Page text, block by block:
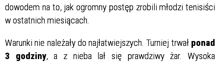
dowodem na to, jak ogromny postęp zrobili młodzi tenisiści
w ostatnich miesiącach.
Warunki nie należały do najłatwiejszych. Turniej trwał ponad
3 godziny, a z nieba lał się prawdziwy żar. Wysoka